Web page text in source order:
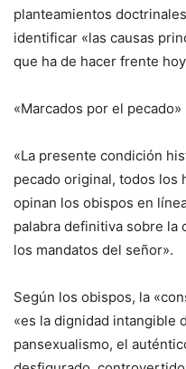
planteamientos
identificar «las causas
que ha de hacer frente
«Marcados por el pecado»
«La presente condición
pecado original, todos los
opinan los obispos en
palabra definitiva sobre la
los mandatos del señor».
Según los obispos, la
«es la dignidad intangible
pansexualismo, el